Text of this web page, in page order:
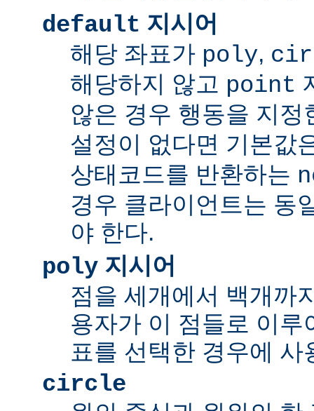
default 지시어
해당 좌표가 poly,
해당하지 않고 point
않은 경우 행동을 지
설정이 없다면 기본값
상태코드를 반환하는
경우 클라이언트는 동
야 한다.
poly 지시어
점을 세개에서 백개까
용자가 이 점들로 이루
표를 선택한 경우에 사
circle